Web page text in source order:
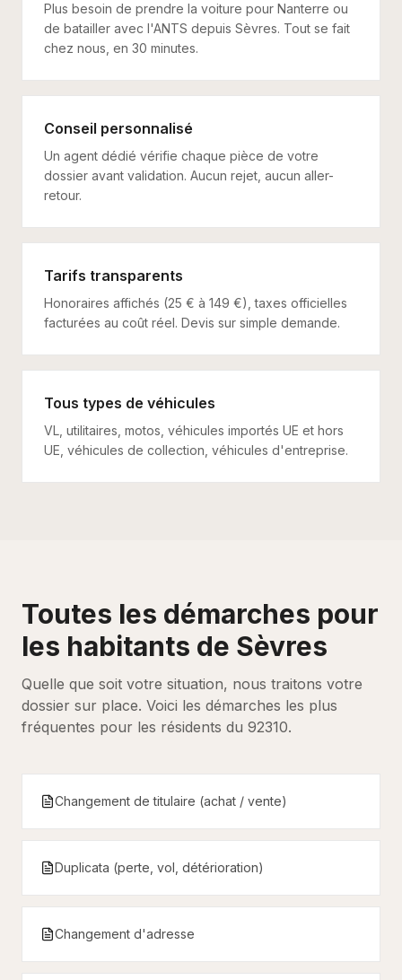
Plus besoin de prendre la voiture pour Nanterre ou
de batailler avec l'ANTS depuis Sèvres. Tout se fait
chez nous, en 30 minutes.
Conseil personnalisé
Un agent dédié vérifie chaque pièce de votre
dossier avant validation. Aucun rejet, aucun aller-
retour.
Tarifs transparents
Honoraires affichés (25 € à 149 €), taxes officielles
facturées au coût réel. Devis sur simple demande.
Tous types de véhicules
VL, utilitaires, motos, véhicules importés UE et hors
UE, véhicules de collection, véhicules d'entreprise.
Toutes les démarches pour
les habitants de Sèvres
Quelle que soit votre situation, nous traitons votre
dossier sur place. Voici les démarches les plus
fréquentes pour les résidents du 92310.
Changement de titulaire (achat / vente)
Duplicata (perte, vol, détérioration)
Changement d'adresse